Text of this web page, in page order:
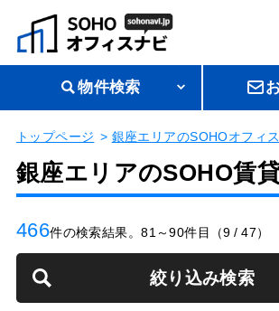
物件検索
トップページ 銀座エリアのSOHOオフィ
銀座エリアのSOHO賃
466件の検索結果。81～90件目（9 / 47）
絞り込み検索